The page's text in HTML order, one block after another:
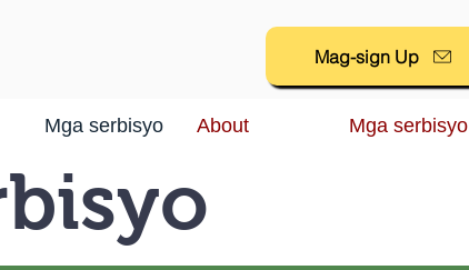
Mag-sign Up
Mga serbisyo About Mga serbisyo